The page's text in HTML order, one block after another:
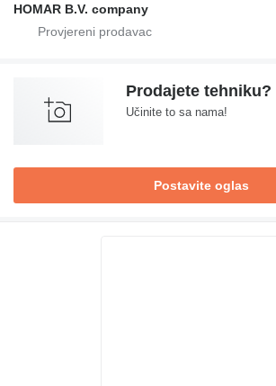
HOMAR B.V. company
Prodajete tehniku?
Učinite to sa nama!
Postavite oglas